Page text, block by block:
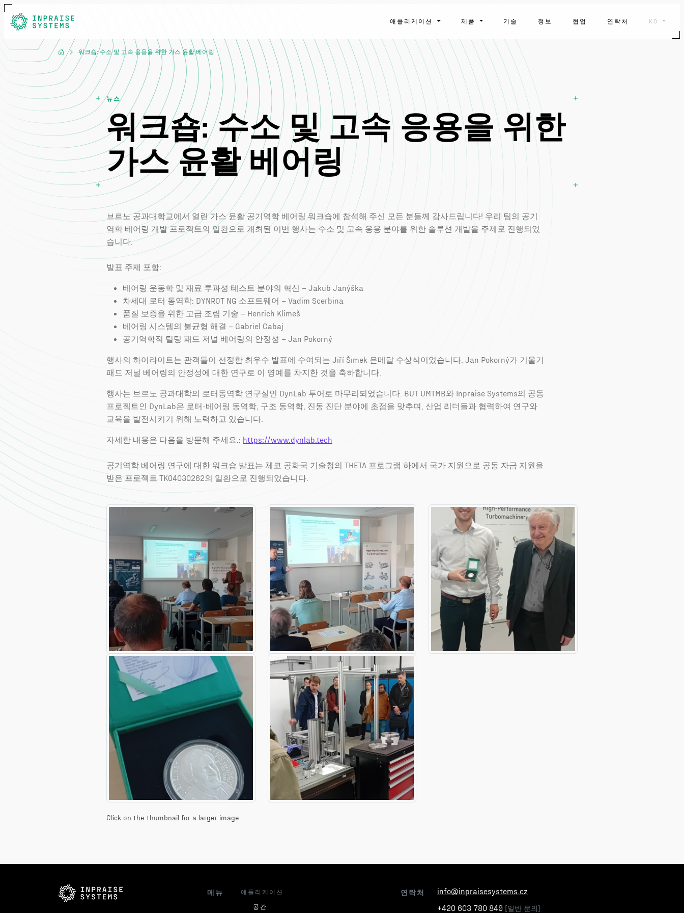
애플리케이션 제품 기술 정보 협업 연락처 KO
워크숍: 수소 및 고속 응용을 위한 가스 윤활 베어링
뉴스
워크숍: 수소 및 고속 응용을 위한
가스 윤활 베어링
브르노 공과대학교에서 열린 가스 윤활 공기역학 베어링 워크숍에 참석해 주신 모든 분들께 감사드립니다! 우리 팀의 공기
역학 베어링 개발 프로젝트의 일환으로 개최된 이번 행사는 수소 및 고속 응용 분야를 위한 솔루션 개발을 주제로 진행되었
습니다.
발표 주제 포함:
베어링 운동학 및 재료 투과성 테스트 분야의 혁신 – Jakub Janýška
차세대 로터 동역학: DYNROT NG 소프트웨어 – Vadim Scerbina
품질 보증을 위한 고급 조립 기술 – Henrich Klimeš
베어링 시스템의 불균형 해결 – Gabriel Cabaj
공기역학적 틸팅 패드 저널 베어링의 안정성 – Jan Pokorný
행사의 하이라이트는 관객들이 선정한 최우수 발표에 수여되는 Jiří Šimek 은메달 수상식이었습니다. Jan Pokorný가 기울기
패드 저널 베어링의 안정성에 대한 연구로 이 영예를 차지한 것을 축하합니다.
행사는 브르노 공과대학의 로터동역학 연구실인 DynLab 투어로 마무리되었습니다. BUT UMTMB와 Inpraise Systems의 공동
프로젝트인 DynLab은 로터-베어링 동역학, 구조 동역학, 진동 진단 분야에 초점을 맞추며, 산업 리더들과 협력하여 연구와
교육을 발전시키기 위해 노력하고 있습니다.
자세한 내용은 다음을 방문해 주세요.: https://www.dynlab.tech
공기역학 베어링 연구에 대한 워크숍 발표는 체코 공화국 기술청의 THETA 프로그램 하에서 국가 지원으로 공동 자금 지원을
받은 프로젝트 TK04030262의 일환으로 진행되었습니다.
Click on the thumbnail for a larger image.
메뉴 애플리케이션
공간
연락처
info@inpraisesystems.cz
+420 603 780 849 [일반 문의]